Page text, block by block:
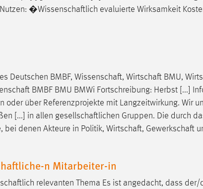
Nutzen: �Wissenschaftlich evaluierte Wirksamkeit
Deutschen BMBF, Wissenschaft, Wirtschaft BMU,
BMBF BMU BMWi Fortschreibung: Herbst [...]
oder über Referenzprojekte mit Langzeitwirkung. Wir
[...] in allen gesellschaftlichen Gruppen. Die durch
bei denen Akteure in Politik, Wirtschaft, Gewerkschaft
n Mitarbeiter-in
relevanten Thema Es ist angedacht, dass der/
der Website.
um die Chatfunktion